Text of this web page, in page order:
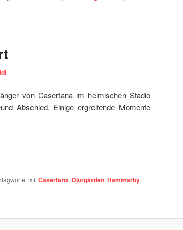
von Casertana im heimischen Stadio
Abschied. Einige ergreifende Momente
mitCasertana, Djurgården, Hammarby,